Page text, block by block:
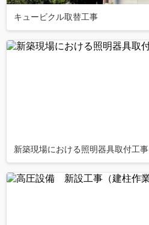
キュービクル取替工事
新築現場における照明器具取付工事